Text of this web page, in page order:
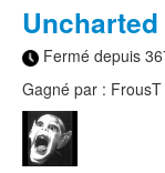
Uncharted
Fermé depuis
Gagné par : FrousT